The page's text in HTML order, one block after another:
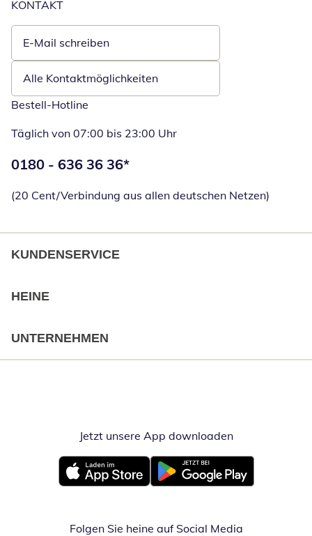
KONTAKT
E-Mail schreiben
Öffnet E-Mail-Client
Alle Kontaktmöglichkeiten
Bestell-Hotline
Täglich von 07:00 bis 23:00 Uhr
Telefonnummer:
0180 - 636 36 36*
(20 Cent/Verbindung aus allen deutschen Netzen)
KUNDENSERVICE
HEINE
UNTERNEHMEN
Jetzt unsere App downloadenÖffnet in
Öffnet in neuem FensterÖffnet in neuem Fenster
Folgen Sie heine auf Social Media